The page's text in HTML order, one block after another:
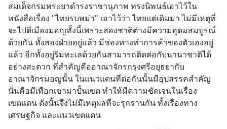
สมเด็จกรมพระยาดำรงราชานุภาพ ทรงนิพนธ์เอาไว้ใน
หนังสือเรื่อง "ไทยรบพม่า" เอาไว้ว่า ไทยแต่เดิมมา ไม่มีเหตุที่
จะไปตีเมืองมอญทั้งนี้เพราะสองชาติต่างมีความอุดมสมบูรณ์
ด้วยกัน ทั้งสองฝ่ายอยู่แล้ว มีช่องทางทำการค้าของตัวเองอยู่
แล้ว อีกทั้งอยู่ริมทะเลด้วยกันสามารถติดต่อกับนานาชาติได้
อย่างสะดวก ที่สำคัญคืออาณาจักรกรุงศรีอยุธยากับ
อาณาจักรมอญนั้น ในแนวแดนที่ต่อกันนั้นมีอุปสรรคสำคัญ
นั่นคือมีเทือกเขามาปั้นเขต ทำให้มีความชัดเจนในเรื่อง
เขตแดน ดังนั้นจึงไม่มีเหตุผลที่จะรุกรานกัน ทั้งเรื่องทาง
เศรษฐกิจ และแนวเขตแดน